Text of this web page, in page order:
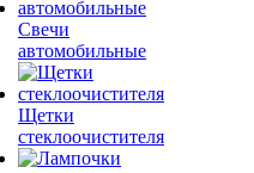
Свечи
автомобильные
Щетки
стеклоочистителя